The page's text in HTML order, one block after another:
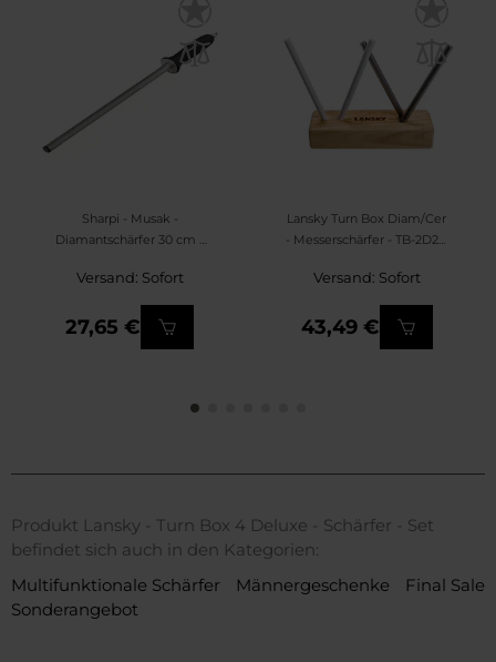
Sharpi - Musak -
Diamantschärfer 30 cm -
Versand: Sofort
27,65 €
Lansky Turn Box Diam/Cer
- Messerschärfer - TB-2D2C
Versand: Sofort
43,49 €
Produkt Lansky - Turn Box 4 Deluxe - Schärfer - Set
befindet sich auch in den Kategorien:
Multifunktionale Schärfer
Männergeschenke
Final Sale
Sonderangebot